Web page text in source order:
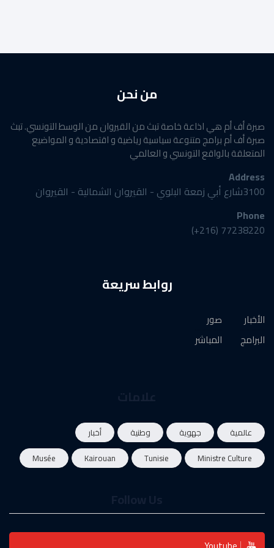
من نحن
صبرة أف أم هي اذاعة خاصة تبث من القيروان من الوسط التونسي. تبث
صبرة أف أم برامج متنوعة سياسية رياضية و اقتصادية و المواضيع
المتعلقة بالواقع التونسي و العالمي
Address
3100شارع أبي زمعة البلوي - القيروان الشمالية - القيروان
Phone
77238220 (216+)
روابط سريعة
الأخبار
البرامج
صور
المباشر
عالمية جهوية وطنية
أخبار
Ministre Culture
Tunisie
Kairouan
Musée